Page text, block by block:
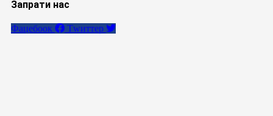
Запрати нас
Фацебоок Тwиттер